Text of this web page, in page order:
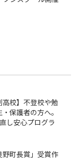
校】不登校や勉
保護者の方へ。
し安心プログラ
町長賞」受賞作